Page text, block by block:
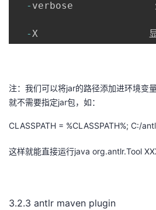
- verbose              生成
-X                   显示
注：我们可以将jar的路径添加进环境变
就不需要指定jar包，如：
CLASSPATH = %CLASSPATH%; C:/
这样就能直接运行java org.antlr.Tool
3.2.3 antlr maven plugin